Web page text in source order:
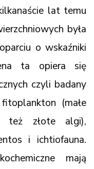
lat temu
była
o wskaźniki
ta opiera się
czyli badany
(małe
też złote algi),
i ichtiofauna.
mają